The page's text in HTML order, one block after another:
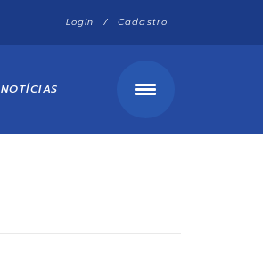
Login / Cadastro
NOTÍCIAS